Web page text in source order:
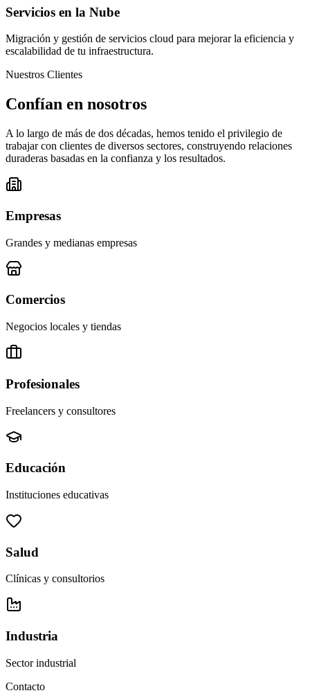
Servicios en la Nube
Migración y gestión de servicios cloud para mejorar la eficiencia y
escalabilidad de tu infraestructura.
Nuestros Clientes
Confían en nosotros
A lo largo de más de dos décadas, hemos tenido el privilegio de
trabajar con clientes de diversos sectores, construyendo relaciones
duraderas basadas en la confianza y los resultados.
Empresas
Grandes y medianas empresas
Comercios
Negocios locales y tiendas
Profesionales
Freelancers y consultores
Educación
Instituciones educativas
Salud
Clínicas y consultorios
Industria
Sector industrial
Contacto